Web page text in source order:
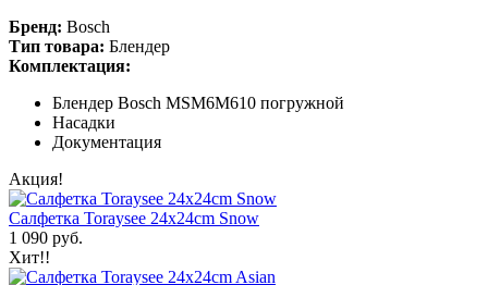
Бренд: Bosch
Тип товара: Блендер
Комплектация:
Блендер Bosch MSM6M610 погружной
Насадки
Документация
Акция!
Салфетка Toraysee 24x24cm Snow
1 090 руб.
Хит!!